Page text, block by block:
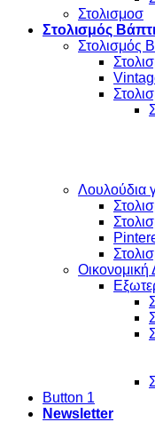
Στολισμοσ
Στολισμός
Στολισμός
Λουλούδια
Button 1
Newsletter